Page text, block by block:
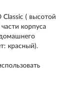
Classic ( высотой
корпуса
красный).